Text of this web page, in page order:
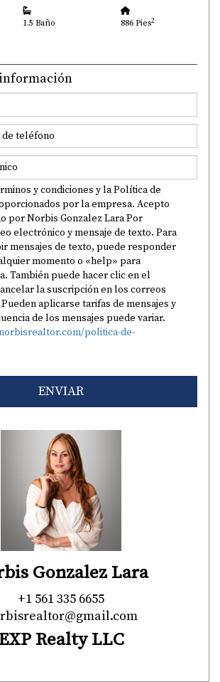
1.5 Baño 886 Pies2
y condiciones y la Política de
por la empresa. Acepto
por Norbis Gonzalez Lara Por
electrónico y mensaje de texto. Para
mensajes de texto, puede responder
momento o «help» para
También puede hacer clic en el
la suscripción en los correos
aplicarse tarifas de mensajes y
de los mensajes puede variar.
politica-de-
ENVIAR
Gonzalez Lara
+1 561 335 6655
Realty LLC